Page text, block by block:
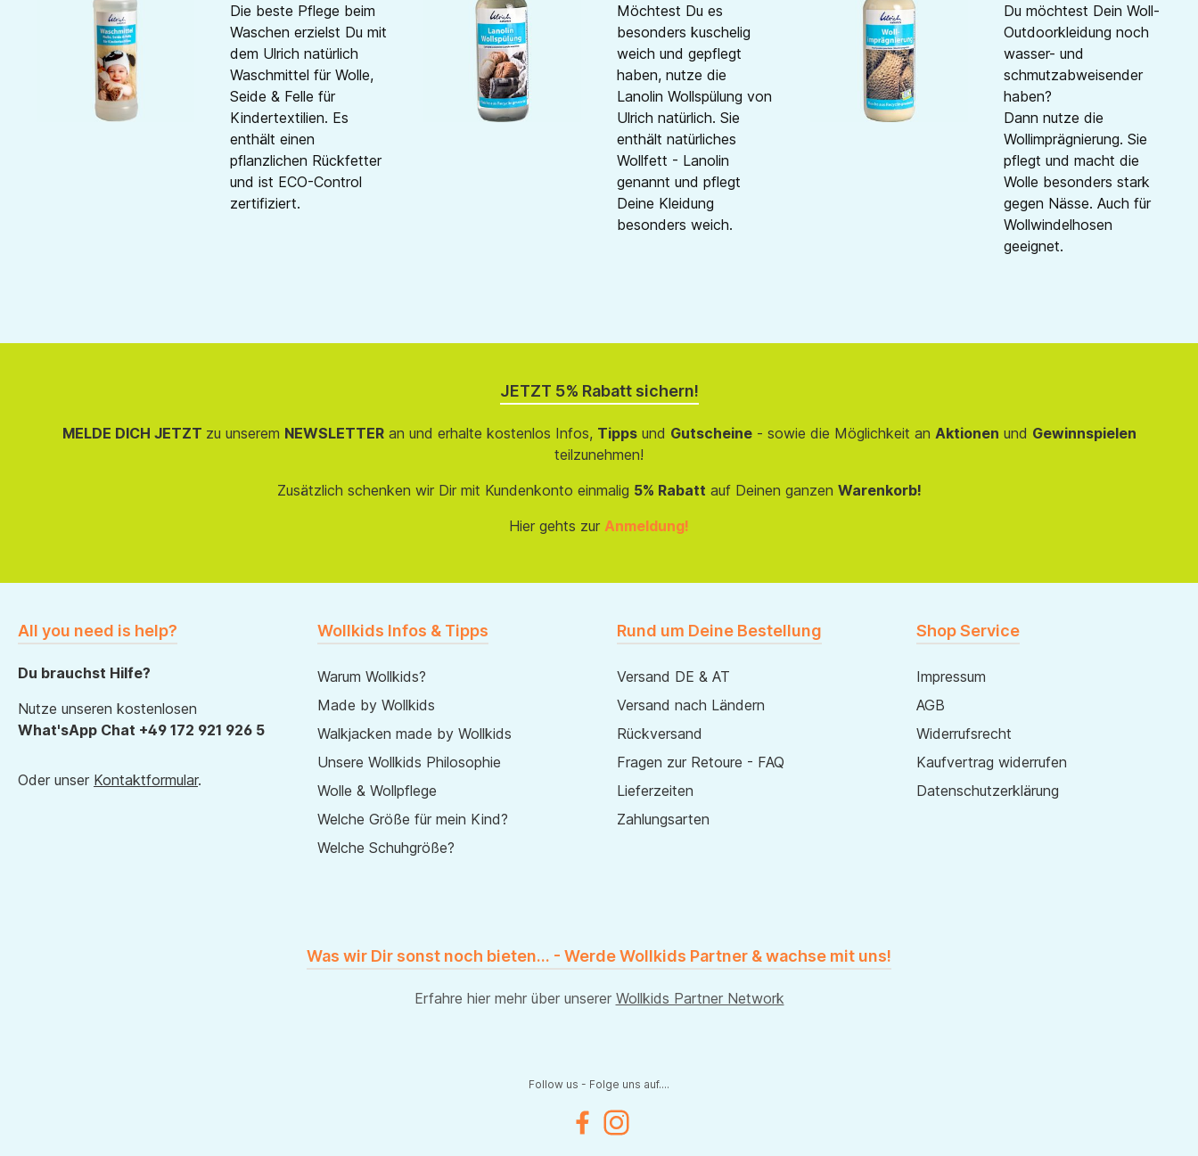
Die beste Pflege beim
Waschen erzielst Du mit
dem Ulrich natürlich
Waschmittel für Wolle,
Seide & Felle für
Kindertextilien. Es
enthält einen
pflanzlichen Rückfetter
und ist ECO-Control
zertifiziert.
Möchtest Du es
besonders kuschelig
weich und gepflegt
haben, nutze die
Lanolin Wollspülung von
Ulrich natürlich. Sie
enthält natürliches
Wollfett - Lanolin
genannt und pflegt
Deine Kleidung
besonders weich.
Du möchtest Dein Woll-
Outdoorkleidung noch
wasser- und
schmutzabweisender
haben?
Dann nutze die
Wollimprägnierung. Sie
pflegt und macht die
Wolle besonders stark
gegen Nässe. Auch für
Wollwindelhosen
geeignet.
JETZT 5% Rabatt sichern!
MELDE DICH JETZT zu unserem NEWSLETTERan und erhalte kostenlos Infos, Tippsund Gutscheine- sowie die Möglichkeit an Aktionen und Gewinnspielen
teilzunehmen!
Zusätzlich schenken wir Dir mit Kundenkonto einmalig 5% Rabatt auf Deinen ganzen Warenkorb!
Hier gehts zur Anmeldung!
All you need is help?
Du brauchst Hilfe?
Nutze unseren kostenlosen
What'sApp Chat +49 172 921 926 5
Oder unser Kontaktformular.
Wollkids Infos & Tipps
Warum Wollkids?
Made by Wollkids
Walkjacken made by Wollkids
Unsere Wollkids Philosophie
Wolle & Wollpflege
Welche Größe für mein Kind?
Welche Schuhgröße?
Rund um Deine Bestellung
Versand DE & AT
Versand nach Ländern
Rückversand
Fragen zur Retoure - FAQ
Lieferzeiten
Zahlungsarten
Shop Service
Impressum
AGB
Widerrufsrecht
Kaufvertrag widerrufen
Datenschutzerklärung
Was wir Dir sonst noch bieten... - Werde Wollkids Partner & wachse mit uns!
Erfahre hier mehr über unserer Wollkids Partner Network
Follow us - Folge uns auf....
FacebookInstagram